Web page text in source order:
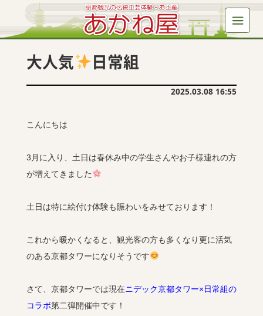
大人気 日常組
2025.03.08 16:55
こんにちは
3月に入り、土日は春休み中の学生さんやお子様連れの方
が増えてきました
土日は特に絵付け体験も賑わいをみせております！
これから暖かくなると、観光客の方も多くなり更に活気
のある京都タワーになりそうです
さて、京都タワーでは現在ニデック京都タワー×日常組の
コラボ第二弾開催中です！